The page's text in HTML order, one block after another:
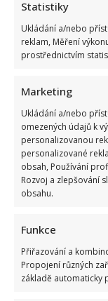
Statistiky
Ukládání a/nebo
reklam, Měření
prostřednictvím
Marketing
Ukládání a/nebo
omezených údajů k
personalizovanou
personalizované
obsah, Používání
Rozvoj a zlepšování
obsahu.
Funkce
Přiřazování a
Propojení různých
základě automaticky